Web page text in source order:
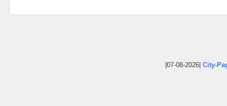
|07-08-2026| City-